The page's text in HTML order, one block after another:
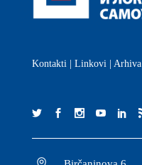
Kontakti Linkovi Arhiva